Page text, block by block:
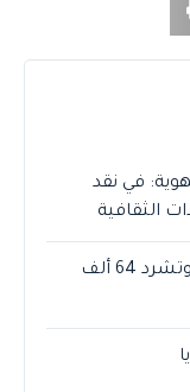
في نقد
الثقافية
حرائق واشنطن تدمر 700 مبنى وتشرد 64 ألف